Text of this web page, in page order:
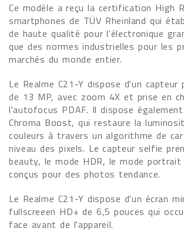
Ce modèle a reçu la certification High
smartphones de TÜV Rheinland qui
de haute qualité pour l'électronique
que des normes industrielles pour les
marchés du monde entier.
Le Realme C21-Y dispose d'un capteur
de 13 MP, avec zoom 4X et prise en
l'autofocus PDAF. Il dispose
Chroma Boost, qui restaure la
couleurs à travers un algorithme de
niveau des pixels. Le capteur selfie
beauty, le mode HDR, le mode
conçus pour des photos tendance.
Le Realme C21-Y dispose d'un écran
fullscreeen HD+ de 6,5 pouces qui
face avant de l'appareil.